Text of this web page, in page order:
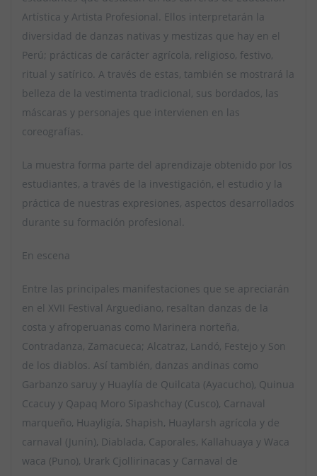
Artística y Artista Profesional. Ellos interpretarán la
diversidad de danzas nativas y mestizas que hay en el
Perú; prácticas de carácter agrícola, religioso, festivo,
ritual y satírico. A través de estas, también se mostrará la
belleza de la vestimenta tradicional, sus bordados, las
máscaras y personajes que intervienen en las
coreografías.
La muestra forma parte del aprendizaje obtenido por los
estudiantes, a través de la investigación, el estudio y la
práctica de nuestras expresiones, aspectos desarrollados
durante su formación profesional.
En escena
Entre las principales manifestaciones que se apreciarán
en el XVII Festival Arguediano, resaltan danzas de la
costa y afroperuanas como Marinera norteña,
Contradanza, Zamacueca; Alcatraz, Landó, Festejo y Son
de los diablos. Así también, danzas andinas como
Garbanzo saruy y Huaylía de Quilcata (Ayacucho), Quinua
Ccacuy y Qapaq Moro Sipashchay (Cusco), Carnaval
marqueño, Huayligía, Shapish, Huaylarsh agrícola y de
carnaval (Junín), Diablada, Caporales, Kallahuaya y Waca
waca (Puno), Urark Cjollirinacas y Carnaval de